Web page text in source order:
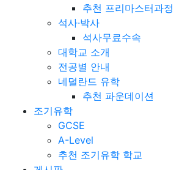
추천 프리마스터과정
석사·박사
석사무료수속
대학교 소개
전공별 안내
네덜란드 유학
추천 파운데이션
조기유학
GCSE
A-Level
추천 조기유학 학교